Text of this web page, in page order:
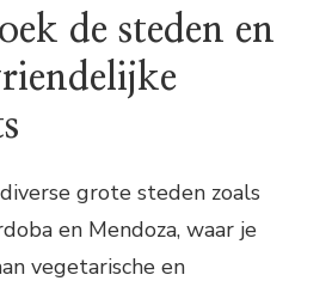
de steden en
grote steden zoals
en Mendoza, waar je
vegetarische en